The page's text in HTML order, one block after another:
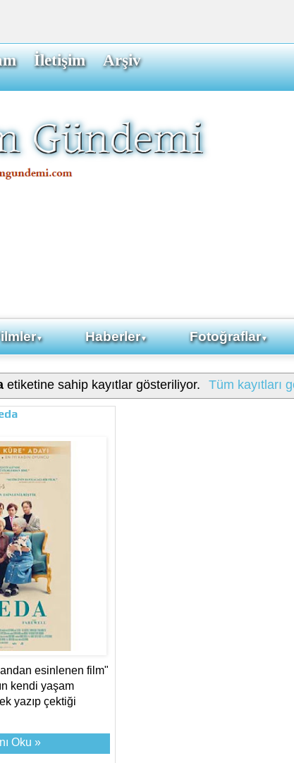
İletişim Arşiv
▼ Haberler▼ Fotoğraflar▼
etiketine sahip kayıtlar gösteriliyor. Tüm kayıtları
esinlenen film"
kendi yaşam
yazıp çektiği
Oku »